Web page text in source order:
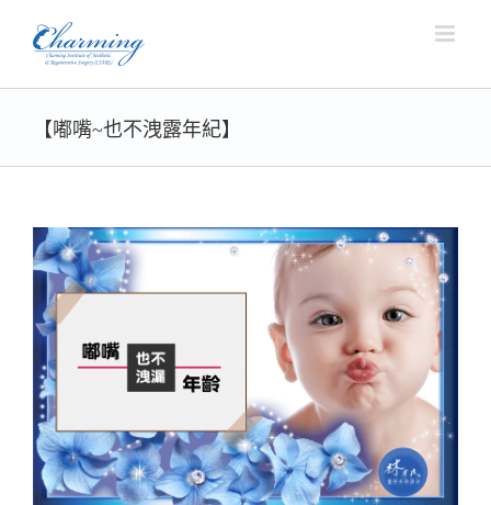
content
【嘟嘴~也不洩露年紀】
View
Larger
Image